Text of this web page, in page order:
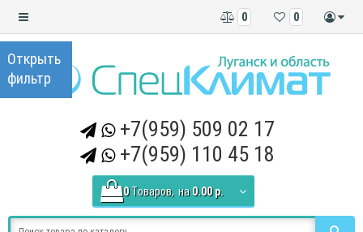
0
0
+7(959) 509 02 17
+7(959) 110 45 18
0 Tоваров, на 0.00 р.